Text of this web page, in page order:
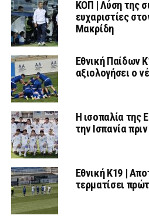
ΚΟΠ | Λύση της
ευχαριστίες
Μακρίδη
Εθνική Παίδων
αξιολογήσει ο
Η ισοπαλία της
την Ισπανία
Εθνική Κ19 |
τερματίσει